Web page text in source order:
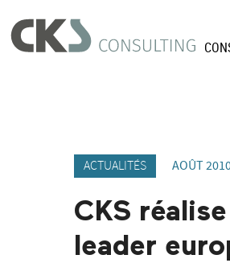
ACTUALITÉS AOÛT
CKS
leader